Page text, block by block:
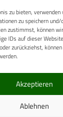
zu bieten, verwenden
zu speichern
zustimmst, können
IDs auf dieser
zurückziehst,
Akzeptieren
Ablehnen
(EU)